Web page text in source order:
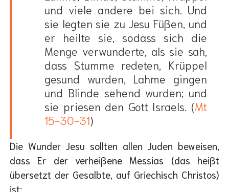
und viele andere bei sich. Und
sie legten sie zu Jesu Füßen, und
er heilte sie, sodass sich die
Menge verwunderte, als sie sah,
dass Stumme redeten, Krüppel
gesund wurden, Lahme gingen
und Blinde sehend wurden; und
sie priesen den Gott Israels. (Mt
15-30-31)
Die Wunder Jesu sollten allen Juden beweisen,
dass Er der verheißene Messias (das heißt
übersetzt der Gesalbte, auf Griechisch Christos)
ist: